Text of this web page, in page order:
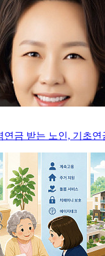
연금 받는 노인, 기초